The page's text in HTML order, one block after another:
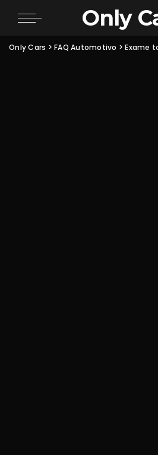
Only
Only Cars >FAQ Automotivo >Exame